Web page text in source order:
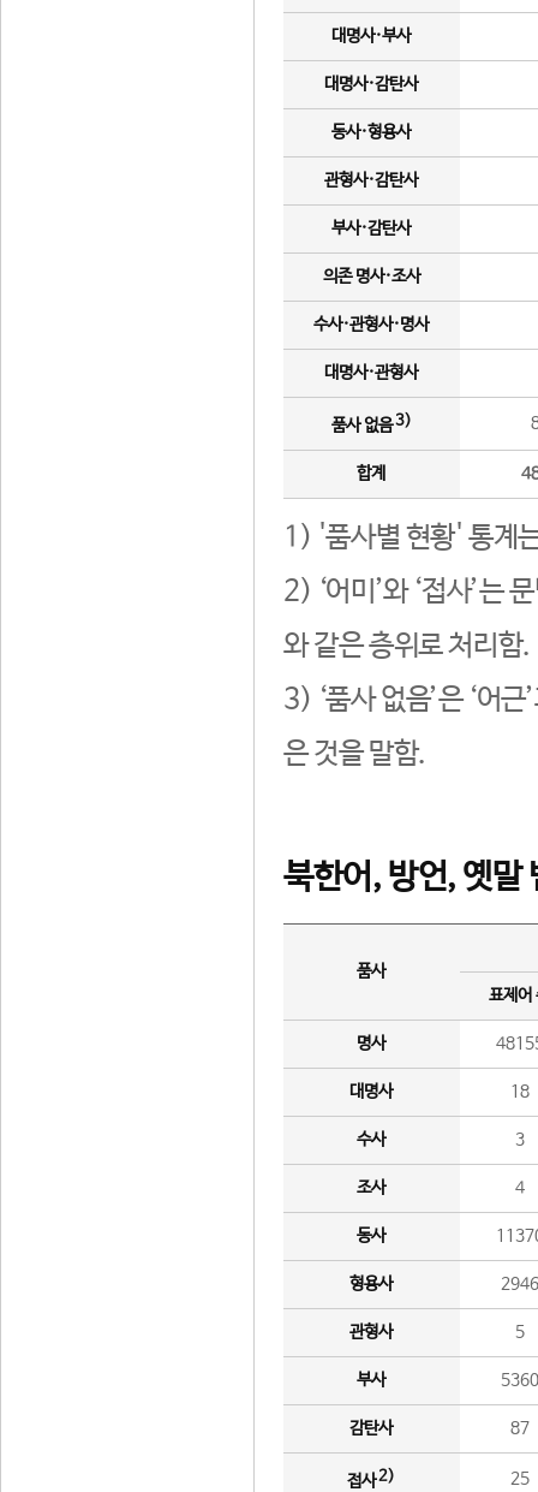
대명사·부사
대명사·감탄사
동사·형용사
관형사·감탄사
부사·감탄사
의존 명사·조사
수사·관형사·명사
대명사·관형사
품사 없음3)
합계
1) '품사별 현황' 통계
2) ‘어미’와 ‘접사’는
와 같은 층위로 처리함.
3) ‘품사 없음’은 ‘어
은 것을 말함.
북한어, 방언, 옛말
품사
표제어
명사
대명사 18
수사 3
조사 4
동사
형용사 2946
관형사 5
부사 5360
감탄사 87
접사2) 25